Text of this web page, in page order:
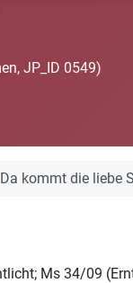
JP_ID 0549)
Da kommt die liebe
Ms 34/09